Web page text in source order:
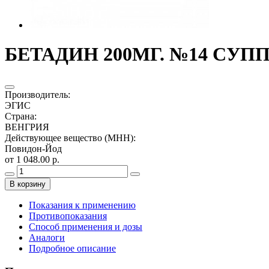
БЕТАДИН 200МГ. №14
Производитель:
ЭГИС
Страна:
ВЕНГРИЯ
Действующее вещество (МНН):
Повидон-Йод
от 1 048.00 р.
В корзину
Показания к применению
Противопоказания
Способ применения и дозы
Аналоги
Подробное описание